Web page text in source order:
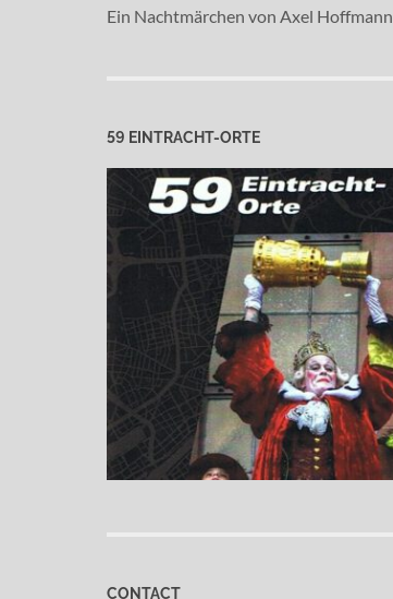
Ein Nachtmärchen von Axel Hoffmann
59 EINTRACHT-ORTE
CONTACT